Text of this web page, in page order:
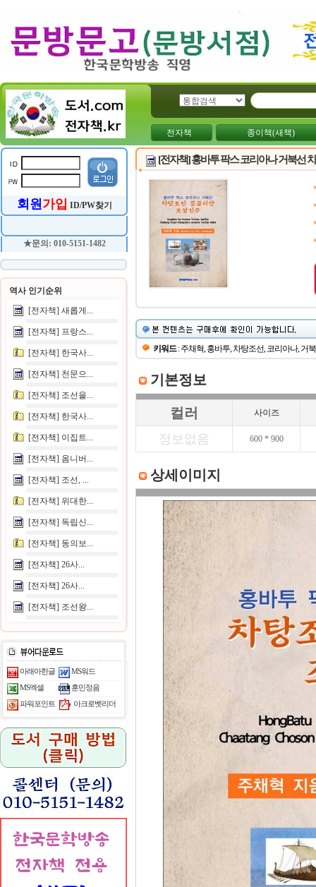
전자책 종이책(새책)
회원가입 ID/PW찾기
★문의: 010-5151-1482
역사 인기순위
[전자책] 새롭게...
[전자책] 프랑스...
[전자책] 한국사...
[전자책] 천문으...
[전자책] 조선을...
[전자책] 한국사...
[전자책] 이집트...
[전자책] 옴니버...
[전자책] 조선, ...
[전자책] 위대한...
[전자책] 독립신...
[전자책] 동의보...
[전자책] 26사...
[전자책] 26사...
[전자책] 조선왕...
아래아한글 MS워드
MS엑셀 훈민정음
파워포인트 아크로벳리더
[전자책] 홍바투 팍스 코리아나 거북선
키워드: 주채혁, 홍바투, 차탕조선, 코리아나, 거
기본정보
컬러 사이즈
정보없음 600 * 900
상세이미지